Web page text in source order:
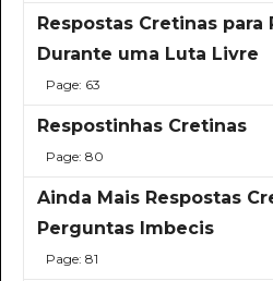
Respostas Cretinas
Durante uma Luta Livre
Page: 63
Respostinhas Cretinas
Page: 80
Ainda Mais Respostas
Perguntas Imbecis
Page: 81